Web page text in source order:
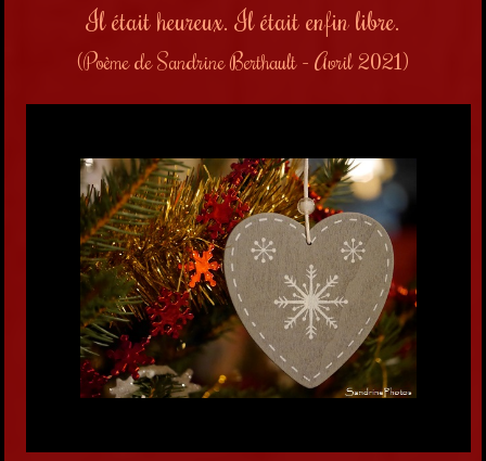
Il était heureux. Il était enfin libre.
(Poème de Sandrine Berthault - Avril 2021)